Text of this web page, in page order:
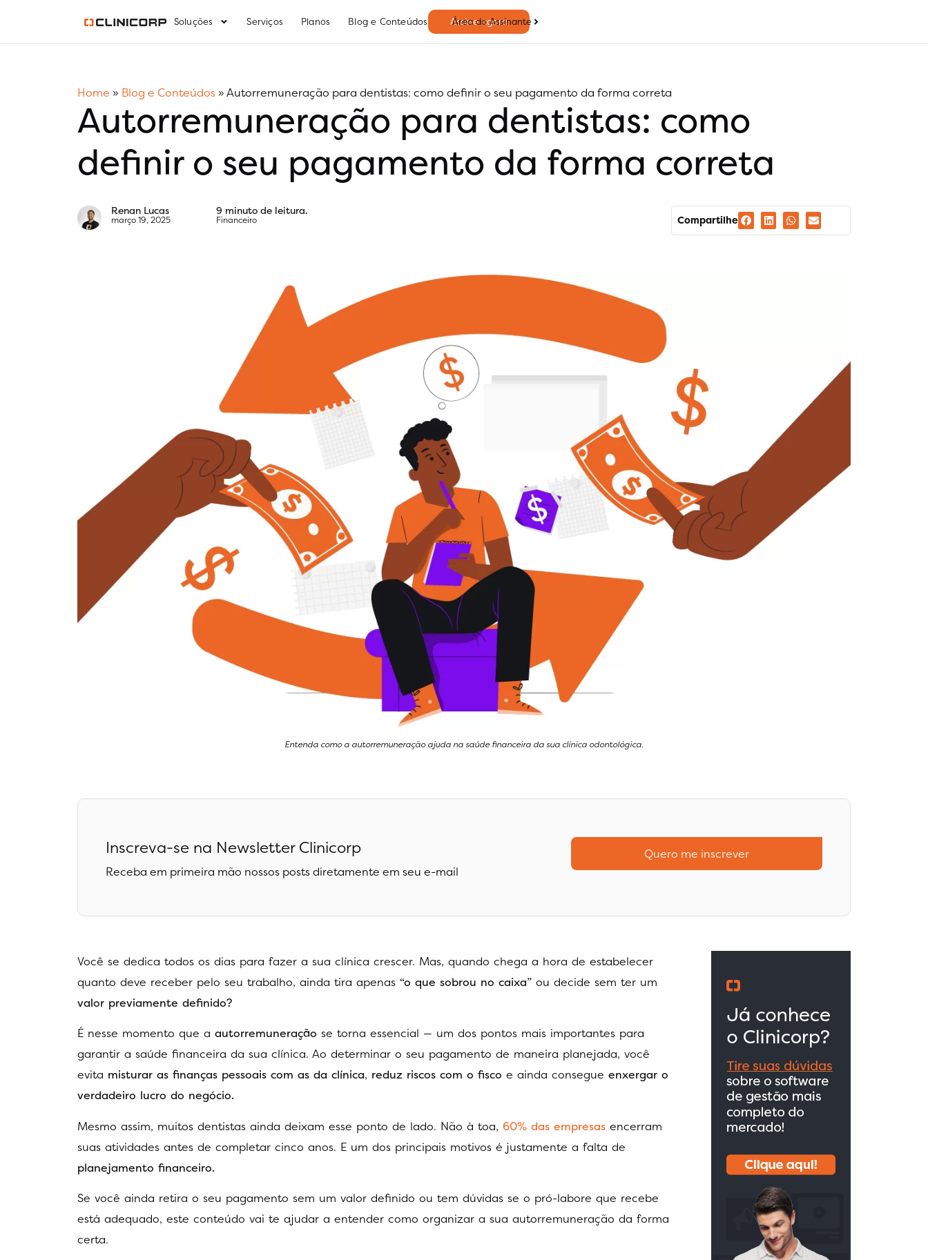
Soluções Serviços Planos Blog e Conteúdos Assine agora
Área do Assinante
Home » Blog e Conteúdos »Autorremuneração para dentistas: como definir o seu pagamento da forma correta
Autorremuneração para dentistas: como
definir o seu pagamento da forma correta
Renan Lucas
março 19, 2025
9 minuto de leitura.
Financeiro Compartilhe
Entenda como a autorremuneração ajuda na saúde financeira da sua clínica odontológica.
Inscreva-se na Newsletter Clinicorp
Receba em primeira mão nossos posts diretamente em seu e-mail
Quero me inscrever
Você se dedica todos os dias para fazer a sua clínica crescer. Mas, quando chega a hora de estabelecer
quanto deve receber pelo seu trabalho, ainda tira apenas “o que sobrou no caixa” ou decide sem ter um
valor previamente definido?
É nesse momento que a autorremuneração se torna essencial — um dos pontos mais importantes para
garantir a saúde financeira da sua clínica. Ao determinar o seu pagamento de maneira planejada, você
evita misturar as finanças pessoais com as da clínica, reduz riscos com o fisco e ainda consegue enxergar o
verdadeiro lucro do negócio.
Mesmo assim, muitos dentistas ainda deixam esse ponto de lado. Não à toa, 60% das empresas encerram
suas atividades antes de completar cinco anos. E um dos principais motivos é justamente a falta de
planejamento financeiro.
Se você ainda retira o seu pagamento sem um valor definido ou tem dúvidas se o pró-labore que recebe
está adequado, este conteúdo vai te ajudar a entender como organizar a sua autorremuneração da forma
certa.